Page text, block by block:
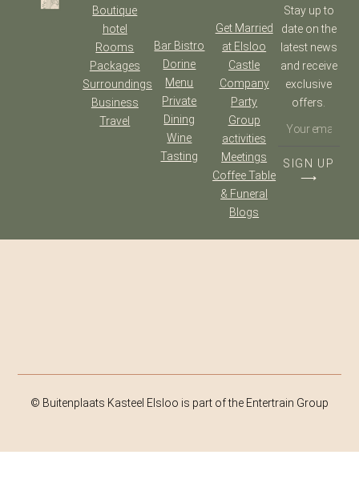
Boutique
hotel
Rooms
Packages
Surroundings
Business
Travel
Bar Bistro
Dorine
Menu
Private
Dining
Wine
Tasting
Get Married
at Elsloo
Castle
Company
Party
Group
activities
Meetings
Coffee Table
& Funeral
Blogs
Stay up to
date on the
latest news
and receive
exclusive
offers.
SIGN UP
⟶
© Buitenplaats Kasteel Elsloo is part of the Entertrain Group